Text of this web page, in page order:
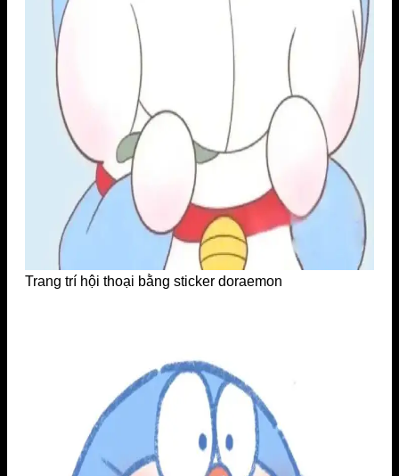
Trang trí hội thoại bằng sticker doraemon